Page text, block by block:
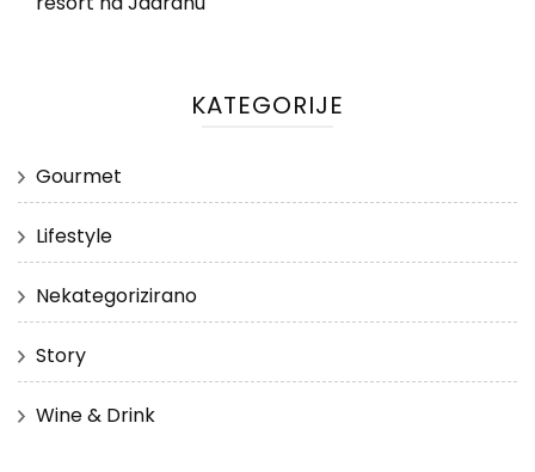
KATEGORIJE
Gourmet
Lifestyle
Nekategorizirano
Story
Wine & Drink